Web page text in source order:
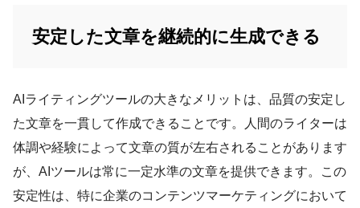
安定した文章を継続的に生成できる
AIライティングツールの大きなメリットは、品質の安定し
た文章を一貫して作成できることです。人間のライターは
体調や経験によって文章の質が左右されることがあります
が、AIツールは常に一定水準の文章を提供できます。この
安定性は、特に企業のコンテンツマーケティングにおいて